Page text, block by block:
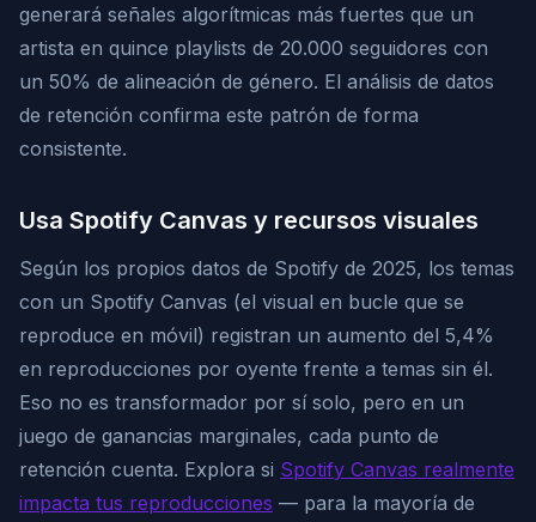
generará señales algorítmicas más fuertes que un
artista en quince playlists de 20.000 seguidores con
un 50% de alineación de género. El análisis de datos
de retención confirma este patrón de forma
consistente.
Usa Spotify Canvas y recursos visuales
Según los propios datos de Spotify de 2025, los temas
con un Spotify Canvas (el visual en bucle que se
reproduce en móvil) registran un aumento del 5,4%
en reproducciones por oyente frente a temas sin él.
Eso no es transformador por sí solo, pero en un
juego de ganancias marginales, cada punto de
retención cuenta. Explora si Spotify Canvas realmente
impacta tus reproducciones — para la mayoría de